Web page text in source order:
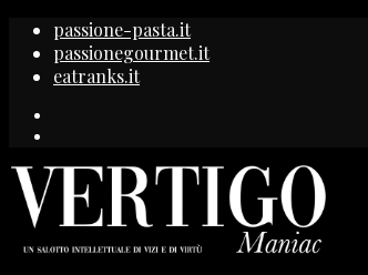
passione-pasta.it
passionegourmet.it
eatranks.it